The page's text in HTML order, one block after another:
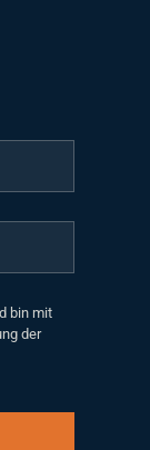
bin mit
der